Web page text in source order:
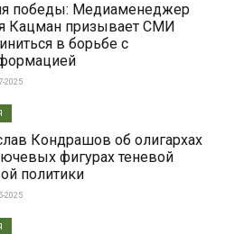
победы: Медиаменеджер
Кацман призывает СМИ
в борьбе с
2025
Кондрашов об олигархах
фигурах теневой
политики
2025